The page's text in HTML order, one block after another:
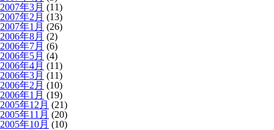
2007年3月 (11)
2007年2月 (13)
2007年1月 (26)
2006年8月 (2)
2006年7月 (6)
2006年5月 (4)
2006年4月 (11)
2006年3月 (11)
2006年2月 (10)
2006年1月 (19)
2005年12月 (21)
2005年11月 (20)
2005年10月 (10)